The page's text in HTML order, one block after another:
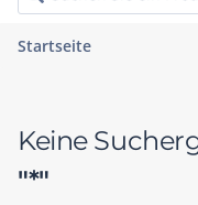
Startseite
Keine
"*"